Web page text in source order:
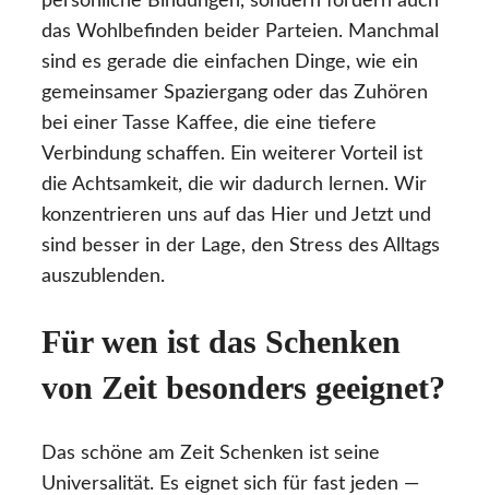
das Wohlbefinden beider Parteien. Manchmal
sind es gerade die einfachen Dinge, wie ein
gemeinsamer Spaziergang oder das Zuhören
bei einer Tasse Kaffee, die eine tiefere
Verbindung schaffen. Ein weiterer Vorteil ist
die Achtsamkeit, die wir dadurch lernen. Wir
konzentrieren uns auf das Hier und Jetzt und
sind besser in der Lage, den Stress des Alltags
auszublenden.
Für wen ist das Schenken
von Zeit besonders geeignet?
Das schöne am Zeit Schenken ist seine
Universalität. Es eignet sich für fast jeden —